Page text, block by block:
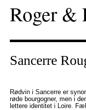
Roger &
Sancerre
Rødvin i Sancerre er
røde bourgogner, men i
lettere identitet i Loire.